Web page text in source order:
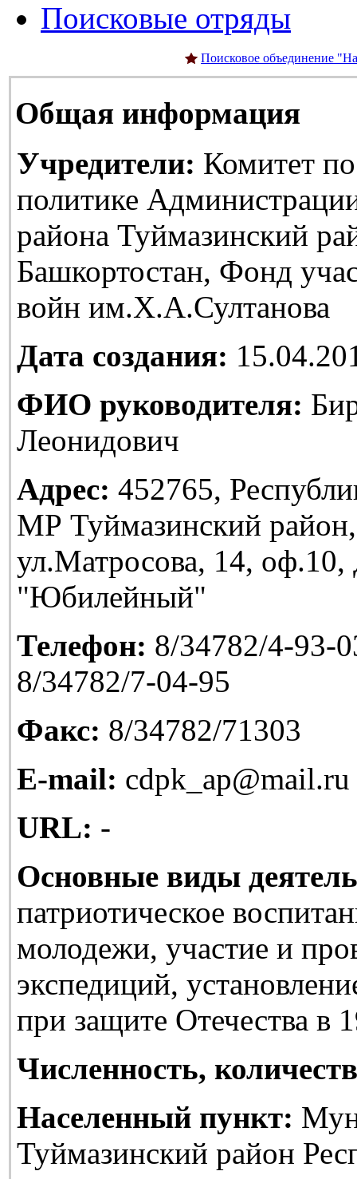
Поисковые отряды
Поисковое объединение
Общая информация
Учредители: Комитет
политике
района Туймазинский
Башкортостан, Фонд
войн им.Х.А.Султанова
Дата создания:
ФИО руководителя:
Леонидович
Адрес: 452765,
МР Туймазинский
ул.Матросова, 14,
"Юбилейный"
Телефон: 8/34782/4-93-
8/34782/7-04-95
Факс: 8/34782/71303
E-mail: cdpk_ap@mail.ru
URL: -
Основные виды
патриотическое
молодежи, участие и
экспедиций,
при защите Отечества в
Численность,
Населенный пункт:
Туймазинский район